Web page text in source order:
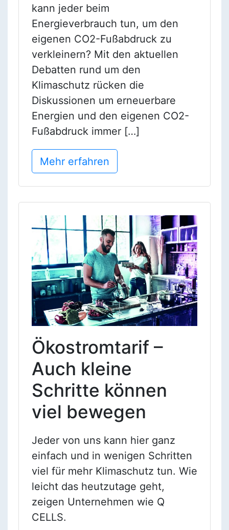
kann jeder beim
Energieverbrauch tun, um den
eigenen CO2-Fußabdruck zu
verkleinern? Mit den aktuellen
Debatten rund um den
Klimaschutz rücken die
Diskussionen um erneuerbare
Energien und den eigenen CO2-
Fußabdruck immer […]
Mehr erfahren
Ökostromtarif –
Auch kleine
Schritte können
viel bewegen
Jeder von uns kann hier ganz
einfach und in wenigen Schritten
viel für mehr Klimaschutz tun. Wie
leicht das heutzutage geht,
zeigen Unternehmen wie Q
CELLS.